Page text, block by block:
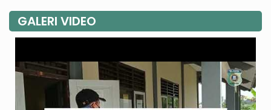
GALERI VIDEO